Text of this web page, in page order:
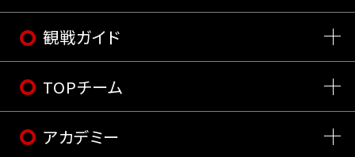
観戦ガイド
TOPチーム
アカデミー